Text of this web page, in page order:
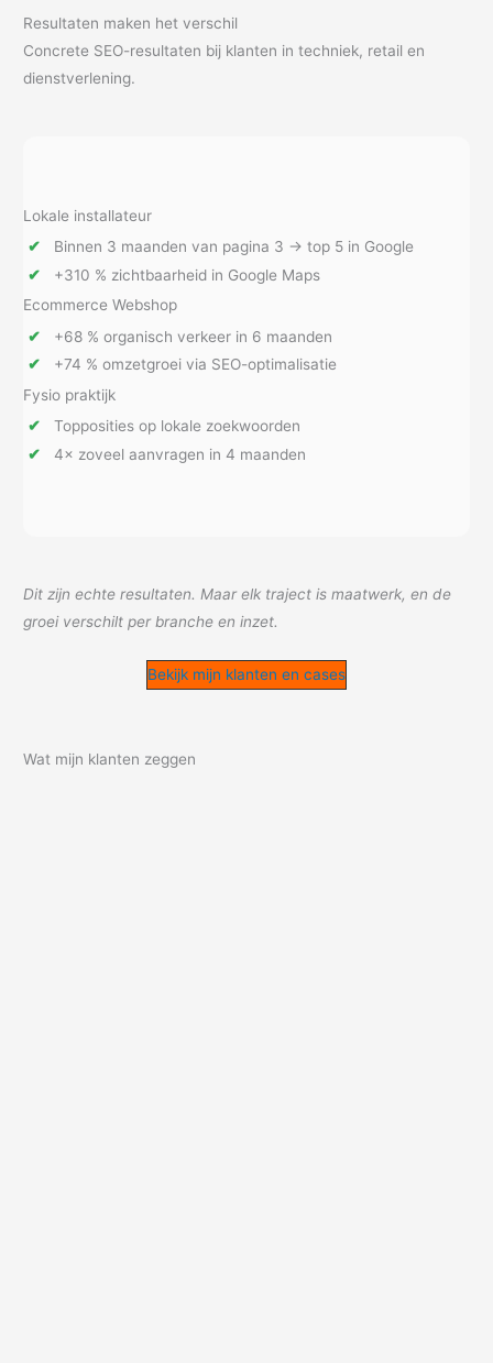
Resultaten maken het verschil
Concrete SEO-resultaten bij klanten in techniek, retail en
dienstverlening.
Lokale installateur
Binnen 3 maanden van pagina 3 → top 5 in Google
+310 % zichtbaarheid in Google Maps
Ecommerce Webshop
+68 % organisch verkeer in 6 maanden
+74 % omzetgroei via SEO-optimalisatie
Fysio praktijk
Topposities op lokale zoekwoorden
4× zoveel aanvragen in 4 maanden
Dit zijn echte resultaten. Maar elk traject is maatwerk, en de
groei verschilt per branche en inzet.
Bekijk mijn klanten en cases
Wat mijn klanten zeggen